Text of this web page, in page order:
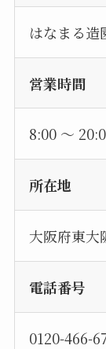
はなまる造
営業時間
8:00 〜
所在地
大阪府東大
電話番号
0120-466-